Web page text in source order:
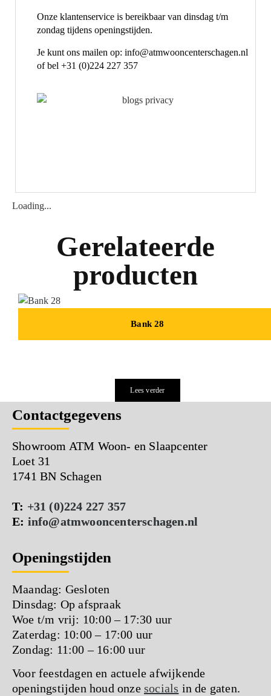
Onze klantenservice is bereikbaar van dinsdag t/m
zondag tijdens openingstijden.
Je kunt ons mailen op: info@atmwooncenterschagen.nl
of bel +31 (0)224 227 357
Loading...
Gerelateerde
producten
Bank 28
Lees verder
Contactgegevens
Showroom ATM Woon- en Slaapcenter
Loet 31
1741 BN Schagen
T: +31 (0)224 227 357
E: info@atmwooncenterschagen.nl
Openingstijden
Maandag: Gesloten
Dinsdag: Op afspraak
Woe t/m vrij: 10:00 – 17:30 uur
Zaterdag: 10:00 – 17:00 uur
Zondag: 11:00 – 16:00 uur
Voor feestdagen en actuele afwijkende
openingstijden houd onze socials in de gaten.